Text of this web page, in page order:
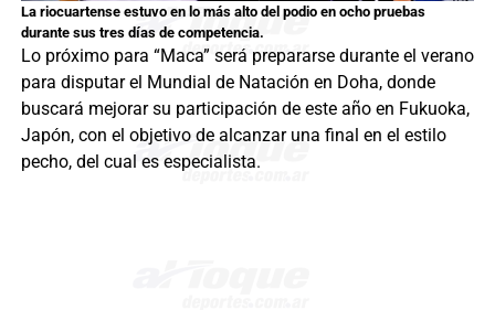
La riocuartense estuvo en lo más alto del podio en ocho pruebas
durante sus tres días de competencia.
Lo próximo para “Maca” será prepararse durante el verano
para disputar el Mundial de Natación en Doha, donde
buscará mejorar su participación de este año en Fukuoka,
Japón, con el objetivo de alcanzar una final en el estilo
pecho, del cual es especialista.